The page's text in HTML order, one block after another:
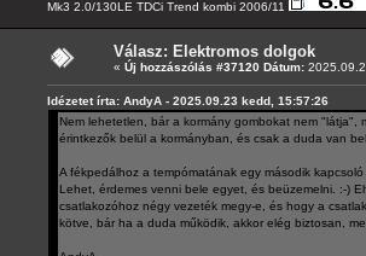
Mk3 2.0/130LE TDCi Trend kombi 2006/11
Válasz: Elektromos dolgok
« Új hozzászólás #37120 Dátum:
Idézetet írta: AndyA - 2025.09.23 kedd, 15:57:26
Nem lehetetlen, bár a kormány gombokat nem
érintkezők belül a kormányban, és csak a duda van
A fékpedálhoz a tempómatának egy második
Lehet, érdemes venni bele egyet, és beüzemelni. :-)
csatlakozóhoz négy vezeték megy-e, és hogy a
kötve, bár ha a duda működik, akkor elég biztosan,